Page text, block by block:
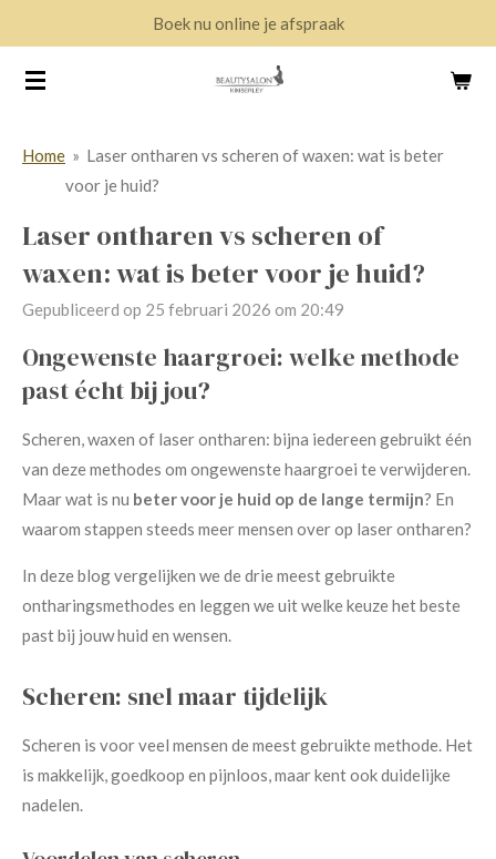
naar
Boek nu online je afspraak
Home » Laser ontharen vs scheren of waxen: wat is beter
voor je huid?
Laser ontharen vs scheren of
waxen: wat is beter voor je huid?
Gepubliceerd op 25 februari 2026 om 20:49
Ongewenste haargroei: welke methode
past écht bij jou?
Scheren, waxen of laser ontharen: bijna iedereen gebruikt één
van deze methodes om ongewenste haargroei te verwijderen.
Maar wat is nu beter voor je huid op de lange termijn? En
waarom stappen steeds meer mensen over op laser ontharen?
In deze blog vergelijken we de drie meest gebruikte
ontharingsmethodes en leggen we uit welke keuze het beste
past bij jouw huid en wensen.
Scheren: snel maar tijdelijk
Scheren is voor veel mensen de meest gebruikte methode. Het
is makkelijk, goedkoop en pijnloos, maar kent ook duidelijke
nadelen.